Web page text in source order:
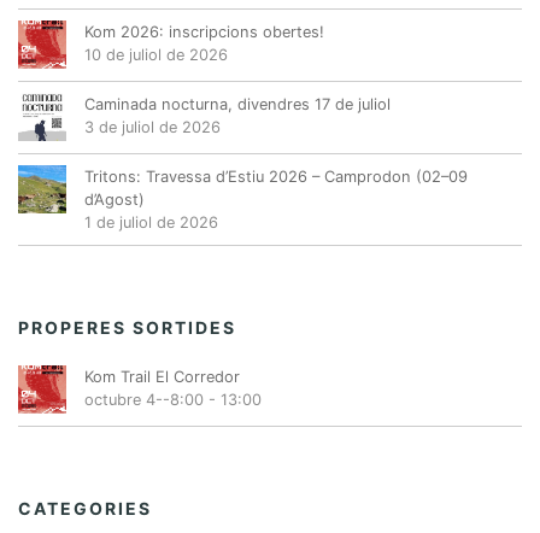
Kom 2026: inscripcions obertes!
10 de juliol de 2026
Caminada nocturna, divendres 17 de juliol
3 de juliol de 2026
Tritons: Travessa d’Estiu 2026 – Camprodon (02–09
d’Agost)
1 de juliol de 2026
PROPERES SORTIDES
Kom Trail El Corredor
octubre 4--8:00 - 13:00
CATEGORIES